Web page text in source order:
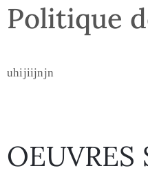
Politique
uhijiijnjn